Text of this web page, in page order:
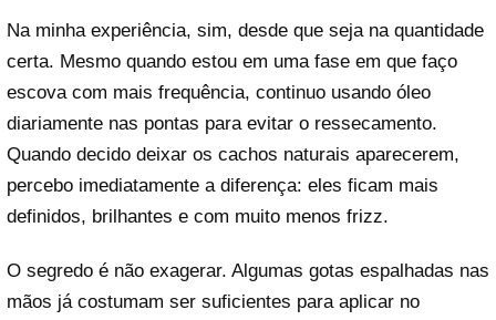
Na minha experiência, sim, desde que seja na quantidade
certa. Mesmo quando estou em uma fase em que faço
escova com mais frequência, continuo usando óleo
diariamente nas pontas para evitar o ressecamento.
Quando decido deixar os cachos naturais aparecerem,
percebo imediatamente a diferença: eles ficam mais
definidos, brilhantes e com muito menos frizz.
O segredo é não exagerar. Algumas gotas espalhadas nas
mãos já costumam ser suficientes para aplicar no